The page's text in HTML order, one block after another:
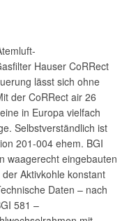
Hauser CoRRect
lässt sich ohne
der CoRRect air 26
in Europa vielfach
Selbstverständlich ist
201-004 ehem. BGI
waagerecht eingebauten
Aktivkohle konstant
Daten – nach
581 –